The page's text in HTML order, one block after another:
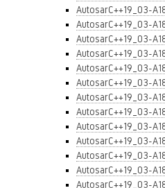
AutosarC++19_03-
AutosarC++19_03-
AutosarC++19_03-
AutosarC++19_03-
AutosarC++19_03-
AutosarC++19_03-
AutosarC++19_03-
AutosarC++19_03-
AutosarC++19_03-
AutosarC++19_03-
AutosarC++19_03-
AutosarC++19_03-
AutosarC++19_03-